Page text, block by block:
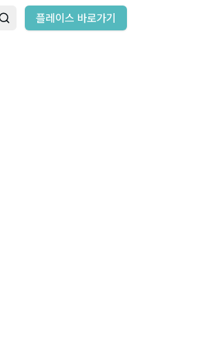
플레이스 바로가기